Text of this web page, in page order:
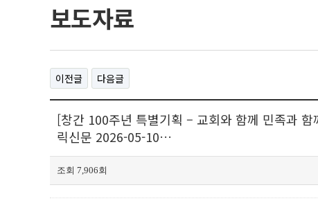
보도자료
이전글 다음글
[창간 100주년 특별기획 – 교회와 함께 민족과
릭신문 2026-05-10…
조회 7,906회